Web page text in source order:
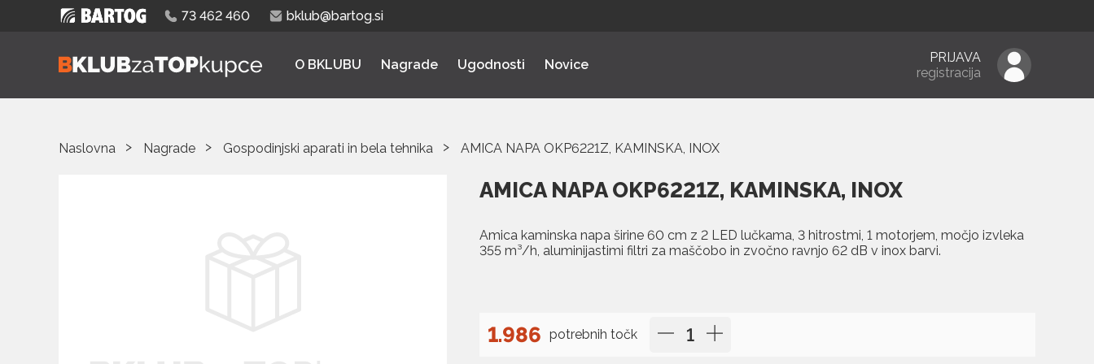
73 462 460 bklub@bartog.si
O BKLUBU Nagrade Ugodnosti Novice
PRIJAVA
registracija
Naslovna Nagrade Gospodinjski aparati in bela tehnika AMICA NAPA OKP6221Z, KAMINSKA, INOX
AMICA NAPA OKP6221Z, KAMINSKA, INOX
Amica kaminska napa širine 60 cm z 2 LED lučkama, 3 hitrostmi, 1 motorjem, močjo izvleka
355 m³/h, aluminijastimi filtri za maščobo in zvočno ravnjo 62 dB v inox barvi.
1.986 potrebnih točk